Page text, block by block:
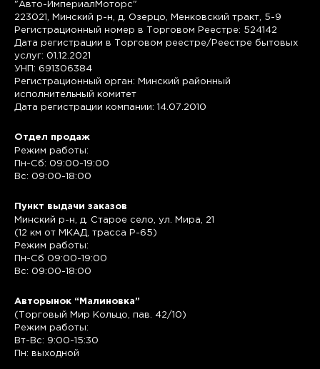
"Авто-ИмпериалМоторс"
223021, Минский р-н, д. Озерцо, Менковский тракт, 5-9
Регистрационный номер в Торговом Реестре: 524142
Дата регистрации в Торговом реестре/Реестре бытовых
услуг: 01.12.2021
УНП: 691306384
Регистрационный орган: Минский районный
исполнительный комитет
Дата регистрации компании: 14.07.2010
Отдел продаж
Режим работы:
Пн-Сб: 09:00-19:00
Вс: 09:00-18:00
Пункт выдачи заказов
Минский р-н, д. Старое село, ул. Мира, 21
(12 км от МКАД, трасса P-65)
Режим работы:
Пн-Сб 09:00-19:00
Вс: 09:00-18:00
Авторынок “Малиновка”
(Торговый Мир Кольцо, пав. 42/10)
Режим работы:
Вт-Вс: 9:00-15:30
Пн: выходной